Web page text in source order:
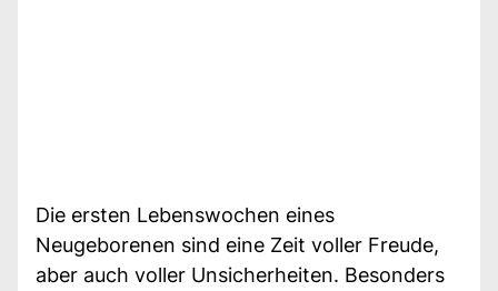
Die ersten Lebenswochen eines
Neugeborenen sind eine Zeit voller Freude,
aber auch voller Unsicherheiten. Besonders